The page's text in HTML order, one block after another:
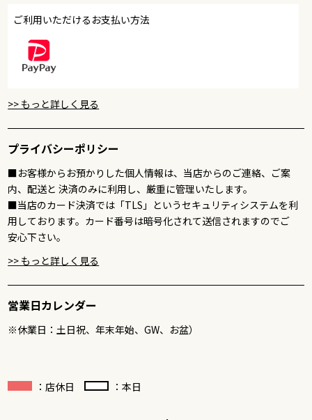
ご利用いただけるお支払い方法
>> もっと詳しく見る
プライバシーポリシー
■お客様からお預かりした個人情報は、当店からのご連絡、ご案
内、配送と 決済のみに利用し、厳重に管理いたします。
■当店のカード決済では「TLS」というセキュリティシステムを利
用しております。カード番号は暗号化されて送信されますのでご
安心下さい。
>> もっと詳しく見る
営業日カレンダー
※休業日：土日祝、年末年始、GW、お盆）
：店休日 ：本日